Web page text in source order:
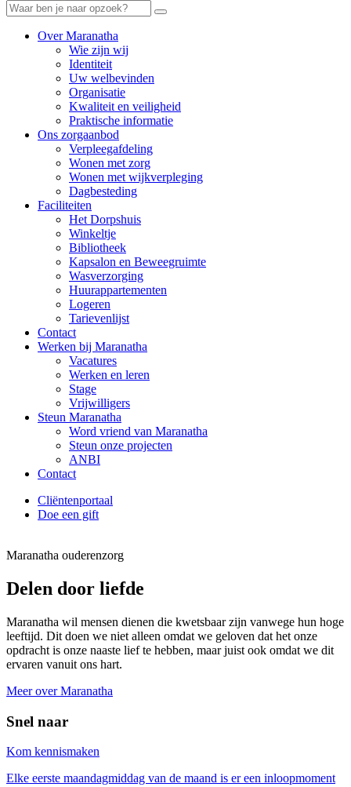
Over Maranatha
Wie zijn wij
Identiteit
Uw welbevinden
Organisatie
Kwaliteit en veiligheid
Praktische informatie
Ons zorgaanbod
Verpleegafdeling
Wonen met zorg
Wonen met wijkverpleging
Dagbesteding
Faciliteiten
Het Dorpshuis
Winkeltje
Bibliotheek
Kapsalon en Beweegruimte
Wasverzorging
Huurappartementen
Logeren
Tarievenlijst
Contact
Werken bij Maranatha
Vacatures
Werken en leren
Stage
Vrijwilligers
Steun Maranatha
Word vriend van Maranatha
Steun onze projecten
ANBI
Contact
Cliëntenportaal
Doe een gift
Maranatha ouderenzorg
Delen door liefde
Maranatha wil mensen dienen die kwetsbaar zijn vanwege hun hoge
leeftijd. Dit doen we niet alleen omdat we geloven dat het onze
opdracht is onze naaste lief te hebben, maar juist ook omdat we dit
ervaren vanuit ons hart.
Meer over Maranatha
Snel naar
Kom kennismaken
Elke eerste maandagmiddag van de maand is er een inloopmoment